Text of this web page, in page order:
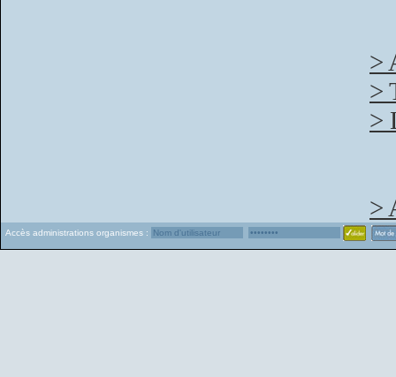
>
>
>
>
Accès administrations organismes :